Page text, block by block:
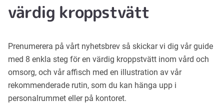
värdig kroppstvätt
Prenumerera på vårt nyhetsbrev så skickar vi dig vår guide
med 8 enkla steg för en värdig kroppstvätt inom vård och
omsorg, och vår affisch med en illustration av vår
rekommenderade rutin, som du kan hänga upp i
personalrummet eller på kontoret.